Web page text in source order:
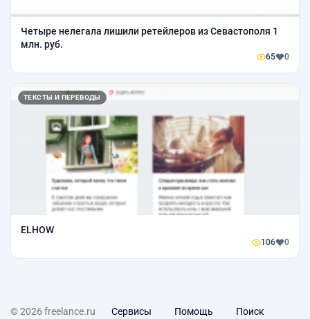
Четыре нелегала лишили ретейлеров из Севастополя 1
млн. руб.
65 0
ТЕКСТЫ И ПЕРЕВОДЫ
ELHOW
106 0
© 2026 freelance.ru Сервисы Помощь Поиск